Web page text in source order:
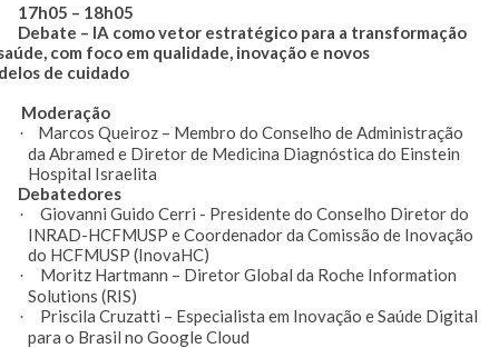
– 18h05
– IA como vetor estratégico para a transformação
com foco em qualidade, inovação e novos
de cuidado
·
Marcos Queiroz – Membro do Conselho de Administração
da Abramed e Diretor de Medicina Diagnóstica do Einstein
Hospital Israelita
·
Giovanni Guido Cerri - Presidente do Conselho Diretor do
INRAD-HCFMUSP e Coordenador da Comissão de Inovação
do HCFMUSP (InovaHC)
·
Moritz Hartmann – Diretor Global da Roche Information
Solutions (RIS)
·
Priscila Cruzatti – Especialista em Inovação e Saúde Digital
para o Brasil no Google Cloud